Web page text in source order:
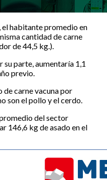
habitante promedio en
cantidad de carne
de 44,5 kg.).
su parte, aumentaría 1,1
previo.
de carne vacuna por
son el pollo y el cerdo.
del sector
146,6 kg de asado en el